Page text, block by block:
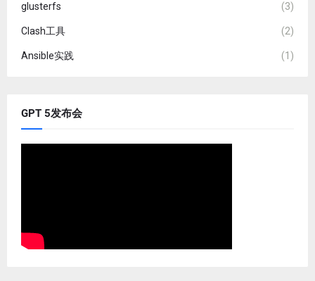
glusterfs (3)
Clash工具 (2)
Ansible实践 (1)
GPT 5发布会